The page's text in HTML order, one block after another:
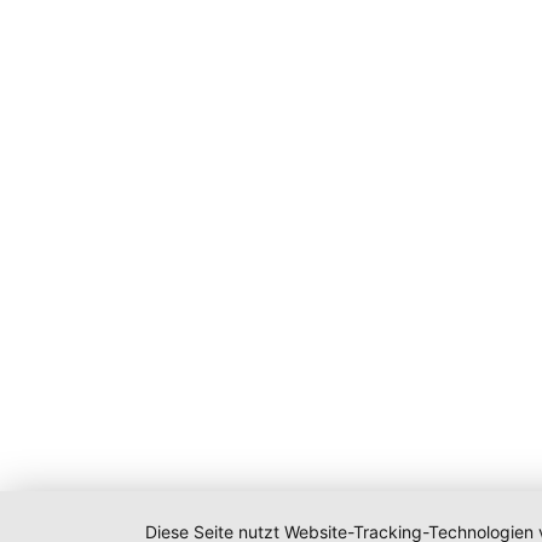
Diese Seite nutzt Website-Tracking-